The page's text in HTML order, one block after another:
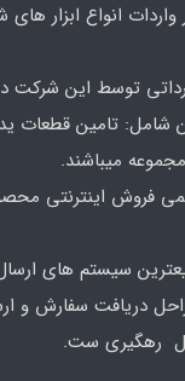
انواع ابزار
شامل: تامین قطعات
میباشند.
رسمی فروش اینترنتی
سریعترین سیستم های
دریافت سفارش و
رهگیری ست.